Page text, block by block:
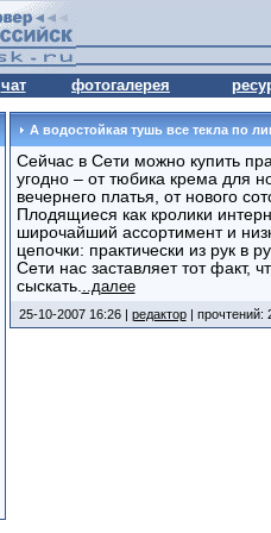
чат фотогалерея
А водостойкая тушь все текла по
Сейчас в Сети можно купить
угодно – от тюбика крема для
вечернего платья, от нового
Плодящиеся как кролики
широчайший ассортимент и
цепочки: практически из рук в
Сети нас заставляет тот факт,
сыскать...далее
25-10-2007 16:26 | редактор| прочтений: